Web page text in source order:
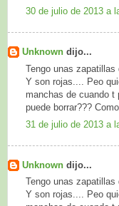
30 de julio de 2013 a
Unknown dijo...
Tengo unas zapatillas
Y son rojas.... Peo
manchas de cuando
puede borrar???
31 de julio de 2013 a
Unknown dijo...
Tengo unas
Y son rojas.... Peo